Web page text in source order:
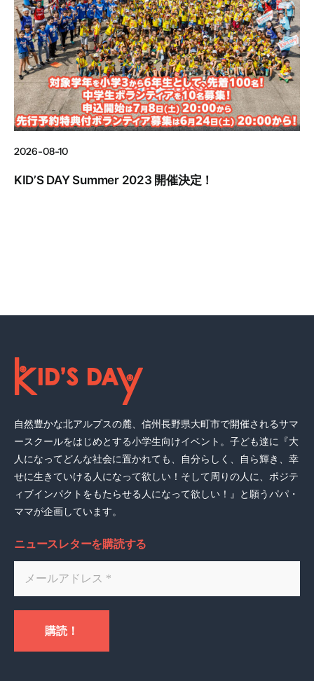
2026-08-10
KID’S DAY Summer 2023 開催決定！
自然豊かな北アルプスの麓、信州長野県大町市で開催されるサマ
ースクールをはじめとする小学生向けイベント。子ども達に『大
人になってどんな社会に置かれても、自分らしく、自ら輝き、幸
せに生きていける人になって欲しい！そして周りの人に、ポジテ
ィブインパクトをもたらせる人になって欲しい！』と願うパパ・
ママが企画しています。
ニュースレターを購読する